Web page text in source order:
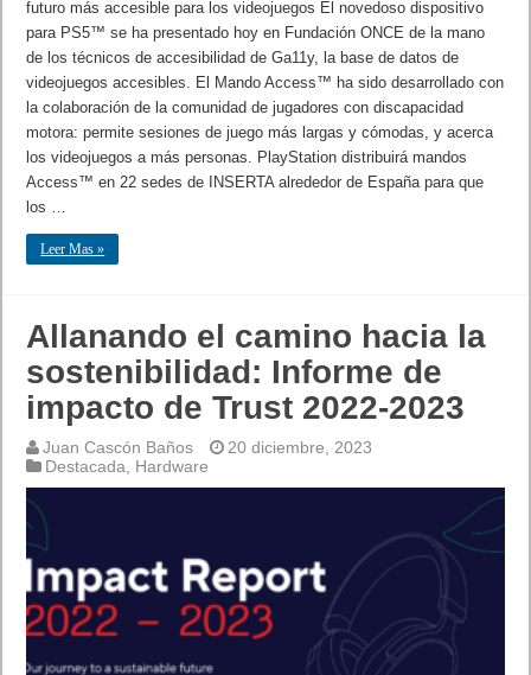
futuro más accesible para los videojuegos El novedoso dispositivo
para PS5™ se ha presentado hoy en Fundación ONCE de la mano
de los técnicos de accesibilidad de Ga11y, la base de datos de
videojuegos accesibles. El Mando Access™ ha sido desarrollado con
la colaboración de la comunidad de jugadores con discapacidad
motora: permite sesiones de juego más largas y cómodas, y acerca
los videojuegos a más personas. PlayStation distribuirá mandos
Access™ en 22 sedes de INSERTA alrededor de España para que
los …
Leer Mas »
Allanando el camino hacia la
sostenibilidad: Informe de
impacto de Trust 2022-2023
Juan Cascón Baños
20 diciembre, 2023
Destacada, Hardware